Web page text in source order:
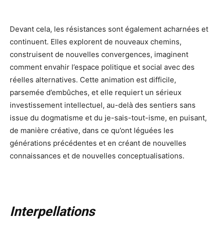
Devant cela, les résistances sont également acharnées et
continuent. Elles explorent de nouveaux chemins,
construisent de nouvelles convergences, imaginent
comment envahir l’espace politique et social avec des
réelles alternatives. Cette animation est difficile,
parsemée d’embûches, et elle requiert un sérieux
investissement intellectuel, au-delà des sentiers sans
issue du dogmatisme et du je-sais-tout-isme, en puisant,
de manière créative, dans ce qu’ont léguées les
générations précédentes et en créant de nouvelles
connaissances et de nouvelles conceptualisations.
Interpellations